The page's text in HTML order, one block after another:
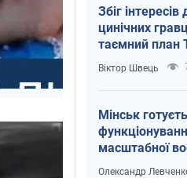
Збіг інтересів
цинічних
таємний план
і Путіна?
Віктор Швець
Мінськ
масштабної
Олександр